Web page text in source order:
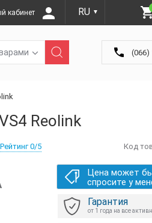
кабинет RU ▼
(066)
Reolink
Код
Рейтинг 0/5
Цена может
спросите у
Гарантия
от 1 года на все